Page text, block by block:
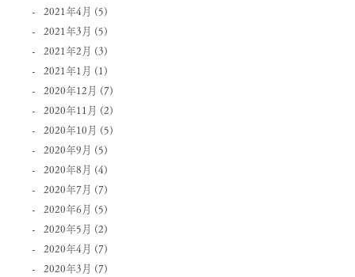
2021年4月 (5)
2021年3月 (5)
2021年2月 (3)
2021年1月 (1)
2020年12月 (7)
2020年11月 (2)
2020年10月 (5)
2020年9月 (5)
2020年8月 (4)
2020年7月 (7)
2020年6月 (5)
2020年5月 (2)
2020年4月 (7)
2020年3月 (7)